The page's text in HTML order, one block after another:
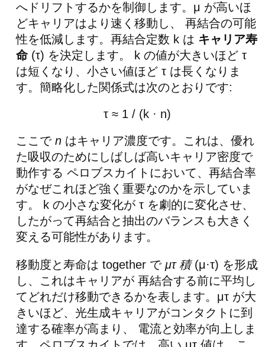
へドリフトするかを制御します。μ が高いほ
どキャリアはより速く移動し、 再結合の可能
性を低減します。再結合定数 k は キャリア寿
命(τ) を決定します。 k の値が大きいほど τ
は短くなり、小さい値ほど τ は長くなりま
す。簡略化した関係式は次のとおりです:
τ ≈ 1 / (k · n)
ここで n はキャリア濃度です。これは、優れ
た吸収のためにしばしば高いキャリア密度で
動作する ペロブスカイトにおいて、再結合率
がなぜこれほど強く重要なのかを示していま
す。 k の小さな変化が τ を劇的に変化させ、
したがって再結合と抽出のバランスも大きく
変える可能性があります。
移動度と寿命は together で μτ 積(μ·τ) を形成
し、これはキャリアが 再結合する前に平均し
てどれだけ移動できるかを表します。μτ が大
きいほど、光生成キャリアがコンタクトに到
達する確率が高まり、 電流と効率が向上しま